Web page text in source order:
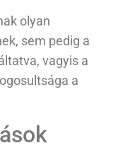
olyan
sem pedig a
vagyis a
a